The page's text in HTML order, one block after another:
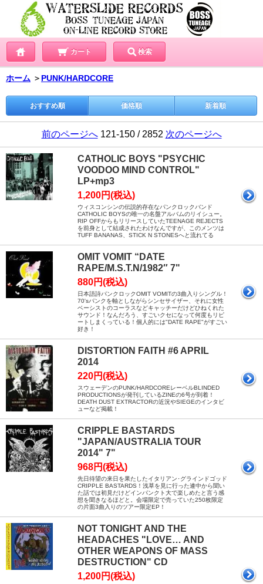
カート 検索
ホーム ＞ PUNK/HARDCORE
おすすめ順 価格順 新着順
前のページへ121-150 / 2852 次のページへ
CATHOLIC BOYS "PSYCHIC
VOODOO MIND CONTROL"
LP+mp3
1,200円(税込)
ウィスコンシンの伝説的存在なパンクロックバンド
CATHOLIC BOYSの唯一の名盤アルバムのリイシュー。
RIP OFFからもリリースしていたTEENAGE REJECTS
を前身として結成されたわけなんですが、このメンツは
TUFF BANANAS、STICK N STONESへと流れてる
OMIT VOMIT “DATE
RAPE/M.S.T.N/1982″ 7"
880円(税込)
日本語詩パンクロックOMIT VOMITの3曲入りシングル！
70'sパンクを軸としながらシンセサイザー、それに女性
ベーシストのコーラスなどキャッチーだけどひねくれた
サウンド！なんだろう、すごいクセになって何度もリピ
ートしまくっている！個人的には"DATE RAPE"がすごい
好き！
DISTORTION FAITH #6 APRIL
2014
220円(税込)
スウェーデンのPUNK/HARDCOREレーベルBLINDED
PRODUCTIONSが発刊しているZINEの6号が到着！
DEATH DUST EXTRACTORの近況やSIEGEのインタビ
ューなど掲載！
CRIPPLE BASTARDS
"JAPAN/AUSTRALIA TOUR
2014" 7"
968円(税込)
先日待望の来日を果たしたイタリアン･グラインドゴッド
CRIPPLE BASTARDS！浅草を見に行った連中から聞い
た話では初見だけどインパンクト大で楽しめたと言う感
想を聞きなるほどと。会場限定で売っていた250枚限定
の片面3曲入りのツアー限定EP！
NOT TONIGHT AND THE
HEADACHES "LOVE… AND
OTHER WEAPONS OF MASS
DESTRUCTION" CD
1,200円(税込)